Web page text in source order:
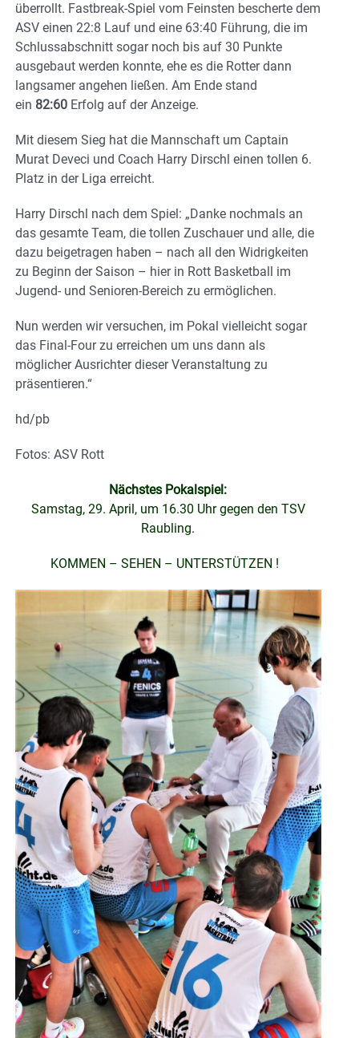
überrollt. Fastbreak-Spiel vom Feinsten bescherte dem
ASV einen 22:8 Lauf und eine 63:40 Führung, die im
Schlussabschnitt sogar noch bis auf 30 Punkte
ausgebaut werden konnte, ehe es die Rotter dann
langsamer angehen ließen. Am Ende stand
ein 82:60 Erfolg auf der Anzeige.
Mit diesem Sieg hat die Mannschaft um Captain
Murat Deveci und Coach Harry Dirschl einen tollen 6.
Platz in der Liga erreicht.
Harry Dirschl nach dem Spiel: „Danke nochmals an
das gesamte Team, die tollen Zuschauer und alle, die
dazu beigetragen haben – nach all den Widrigkeiten
zu Beginn der Saison – hier in Rott Basketball im
Jugend- und Senioren-Bereich zu ermöglichen.
Nun werden wir versuchen, im Pokal vielleicht sogar
das Final-Four zu erreichen um uns dann als
möglicher Ausrichter dieser Veranstaltung zu
präsentieren.“
hd/pb
Fotos: ASV Rott
Nächstes Pokalspiel:
Samstag, 29. April, um 16.30 Uhr gegen den TSV
Raubling.
KOMMEN – SEHEN – UNTERSTÜTZEN !